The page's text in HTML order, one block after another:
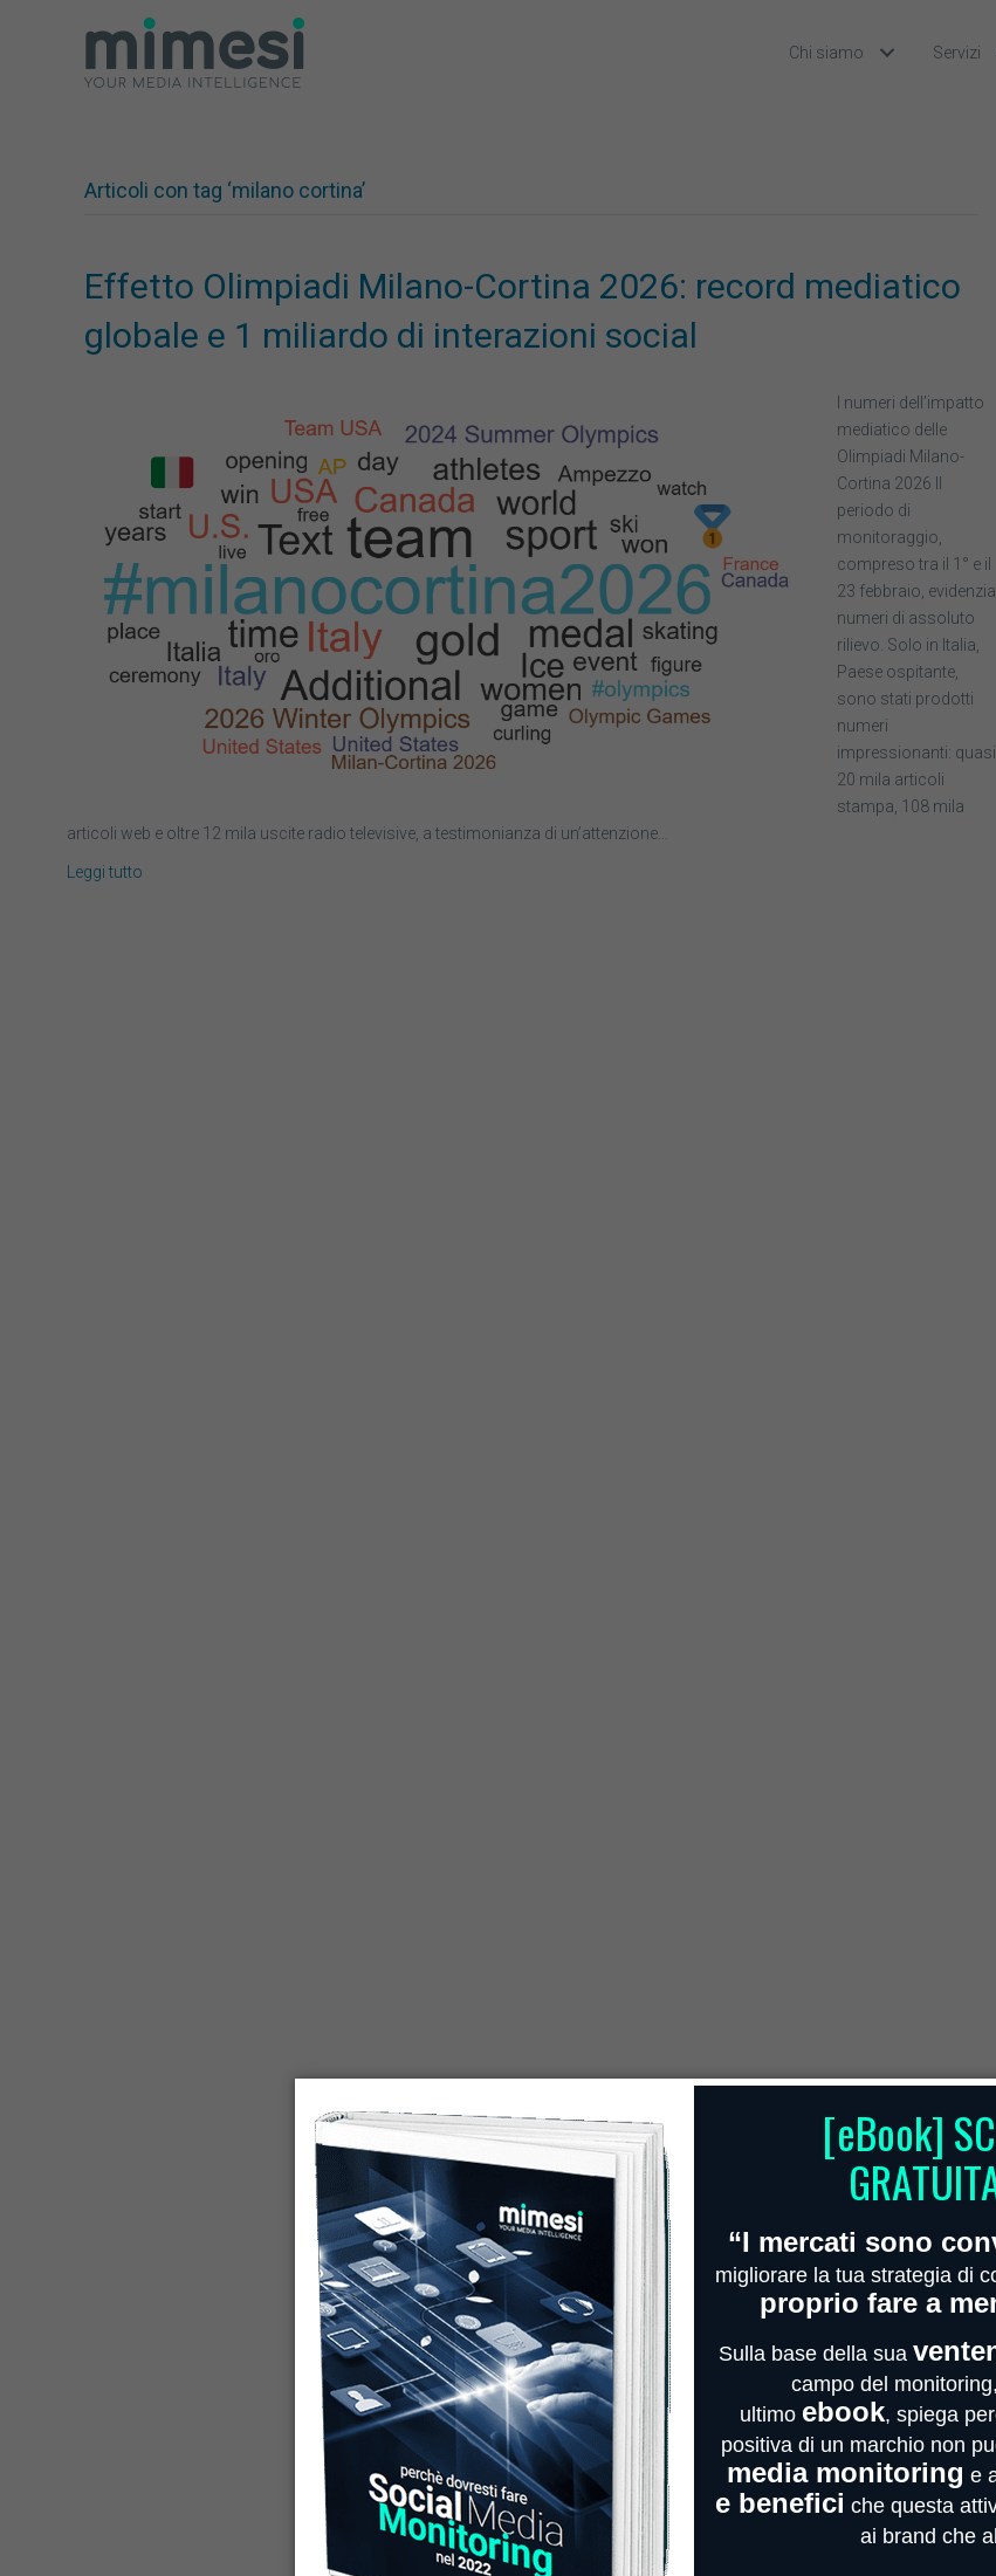
Chi siamo Servizi
Articoli con tag ‘milano cortina’
Effetto Olimpiadi Milano-Cortina 2026: record mediatico
globale e 1 miliardo di interazioni social
I numeri dell’impatto
mediatico delle
Olimpiadi Milano-
Cortina 2026 Il
periodo di
monitoraggio,
compreso tra il 1° e il
23 febbraio, evidenzia
numeri di assoluto
rilievo. Solo in Italia,
Paese ospitante,
sono stati prodotti
numeri
impressionanti: quasi
20 mila articoli
stampa, 108 mila
articoli web e oltre 12 mila uscite radio televisive, a testimonianza di un’attenzione…
Leggi tutto